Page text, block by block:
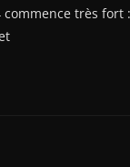
commence très fort :